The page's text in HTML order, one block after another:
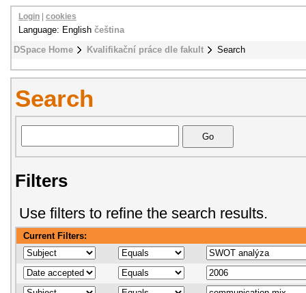
DSpace Home Kvalifikační práce dle fakult Search
Login cookies
Language: English čeština
Search
Filters
Use filters to refine the search results.
Current Filters: